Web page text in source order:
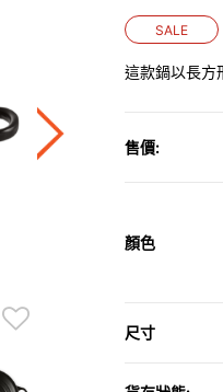
SALE
這款鍋以長方
售價:
顏色
尺寸